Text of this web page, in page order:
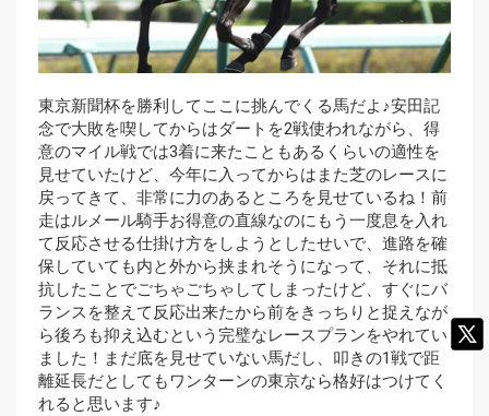
東京新聞杯を勝利してここに挑んでくる馬だよ♪安田記
念で大敗を喫してからはダートを2戦使われながら、得
意のマイル戦では3着に来たこともあるくらいの適性を
見せていたけど、今年に入ってからはまた芝のレースに
戻ってきて、非常に力のあるところを見せているね！前
走はルメール騎手お得意の直線なのにもう一度息を入れ
て反応させる仕掛け方をしようとしたせいで、進路を確
保していても内と外から挟まれそうになって、それに抵
抗したことでごちゃごちゃしてしまったけど、すぐにバ
ランスを整えて反応出来たから前をきっちりと捉えなが
ら後ろも抑え込むという完璧なレースプランをやれてい
ました！まだ底を見せていない馬だし、叩きの1戦で距
離延長だとしてもワンターンの東京なら格好はつけてく
れると思います♪